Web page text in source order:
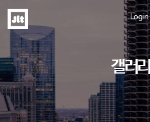
Login
갤러리